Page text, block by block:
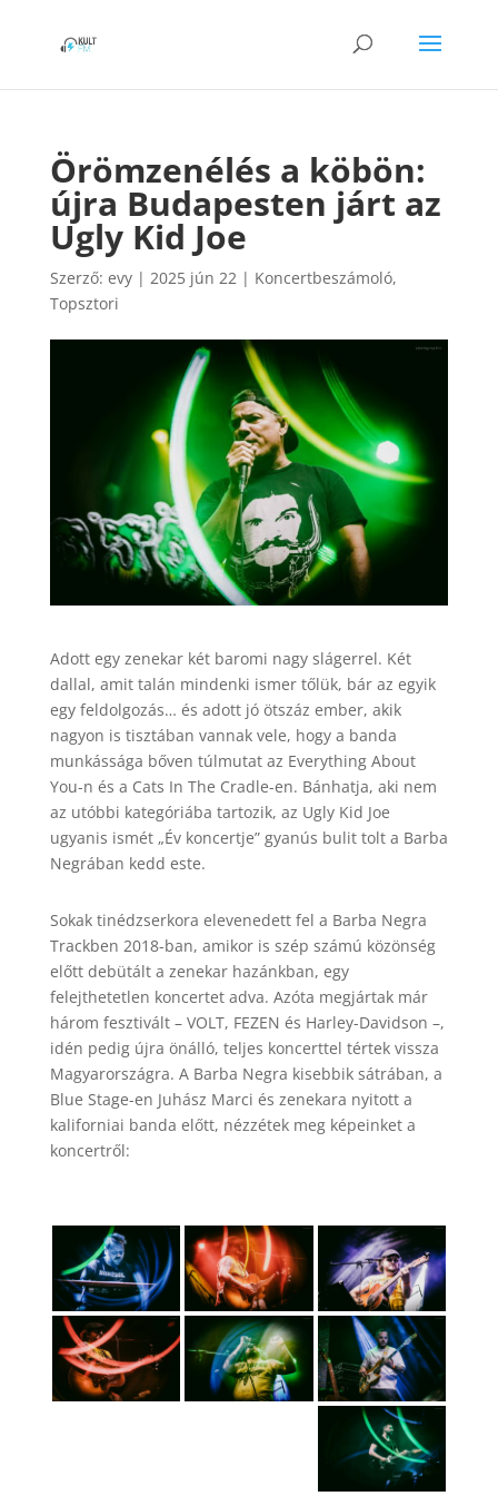
Örömzenélés a köbön:
újra Budapesten járt az
Ugly Kid Joe
Szerző: evy| 2025 jún 22| Koncertbeszámoló,
Topsztori
Adott egy zenekar két baromi nagy slágerrel. Két
dallal, amit talán mindenki ismer tőlük, bár az egyik
egy feldolgozás… és adott jó ötszáz ember, akik
nagyon is tisztában vannak vele, hogy a banda
munkássága bőven túlmutat az Everything About
You-n és a Cats In The Cradle-en. Bánhatja, aki nem
az utóbbi kategóriába tartozik, az Ugly Kid Joe
ugyanis ismét „Év koncertje” gyanús bulit tolt a Barba
Negrában kedd este.
Sokak tinédzserkora elevenedett fel a Barba Negra
Trackben 2018-ban, amikor is szép számú közönség
előtt debütált a zenekar hazánkban, egy
felejthetetlen koncertet adva. Azóta megjártak már
három fesztivált – VOLT, FEZEN és Harley-Davidson –,
idén pedig újra önálló, teljes koncerttel tértek vissza
Magyarországra. A Barba Negra kisebbik sátrában, a
Blue Stage-en Juhász Marci és zenekara nyitott a
kaliforniai banda előtt, nézzétek meg képeinket a
koncertről: